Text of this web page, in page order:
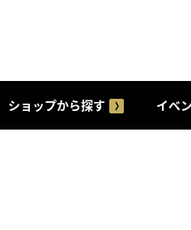
ショップから探す イベ